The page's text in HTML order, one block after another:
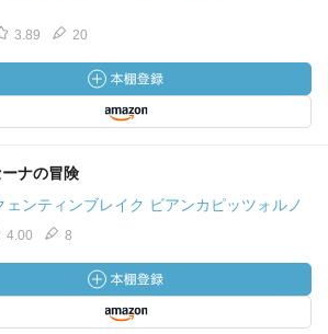
3.89 20
ナの冒険
ェンティンブレイク ビアンカピッツォルノ
4.00 8